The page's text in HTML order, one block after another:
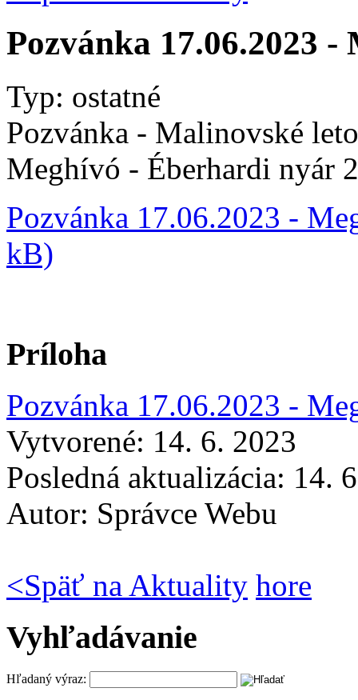
Pozvánka 17.06.2023 -
Typ: ostatné
Pozvánka - Malinovské
Meghívó - Éberhardi nyár
Pozvánka 17.06.2023 -
kB)
Príloha
Pozvánka 17.06.2023 -
Vytvorené: 14. 6. 2023
Posledná aktualizácia: 14.
Autor: Správce Webu
<Späť na Aktuality hore
Vyhľadávanie
Hľadaný výraz: